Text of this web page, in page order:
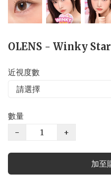
OLENS - Winky
近視度數
數量
−
+
加至